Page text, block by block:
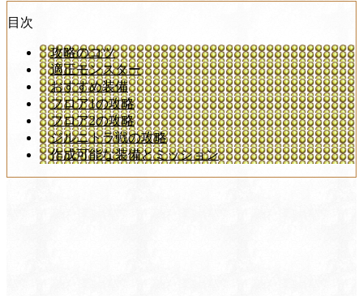
目次
攻略のコツ
適正モンスター
おすすめ装備
フロア1の攻略
フロア2の攻略
ジルニトラ戦の攻略
作成可能な装備とミッション